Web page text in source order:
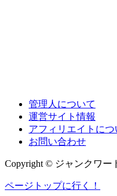
管理人について
運営サイト情報
アフィリエイトにつ
お問い合わせ
Copyright © ジャンクワー
ページトップに行く！